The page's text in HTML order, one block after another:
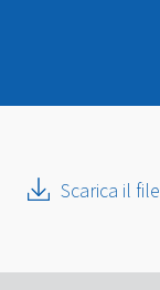
Scarica il file